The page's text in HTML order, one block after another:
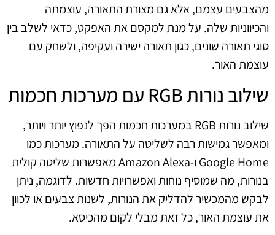
מהצבעים עצמם, אלא גם מצורת התאורה, עוצמתה
והכיווניות שלה. על מנת למקסם את האפקט, כדאי לשלב בין
סוגי תאורה שונים, כגון תאורה ישירה ועקיפה, ולשחק עם
עוצמת האור.
שילוב נורות RGB עם מערכות חכמות
שילוב נורות RGB במערכות חכמות הפך לנפוץ יותר ויותר,
ומאפשר גמישות רבה לשליטה על התאורה. מערכות כמו
Google Home ו-Amazon Alexa מאפשרות שליטה קולית
בנורות, מה שמוסיף נוחות ואפשרויות חדשות. לדוגמה, ניתן
לבקש מהמכשיר להדליק את הנורות, לשנות צבעים או לכוון
את עוצמת האור, כל זאת מבלי לקום מהכיסא.